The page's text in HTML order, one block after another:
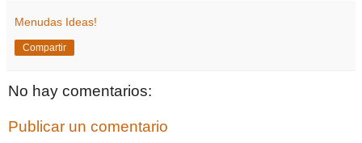
Menudas Ideas!
Compartir
No hay comentarios:
Publicar un comentario